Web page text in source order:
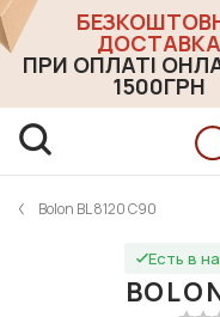
ДОСТАВКА
ПРИ ОПЛАТІ
1500ГРН
Bolon BL 8120 C90
Есть в